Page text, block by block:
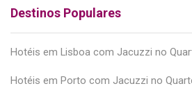
Destinos Populares
Hotéis em Lisboa com Jacuzzi no
Hotéis em Porto com Jacuzzi no